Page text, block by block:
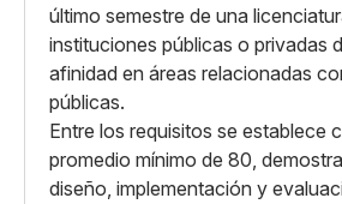
último semestre de una
instituciones públicas o privadas
afinidad en áreas relacionadas
públicas.
Entre los requisitos se establece
promedio mínimo de 80,
diseño, implementación y